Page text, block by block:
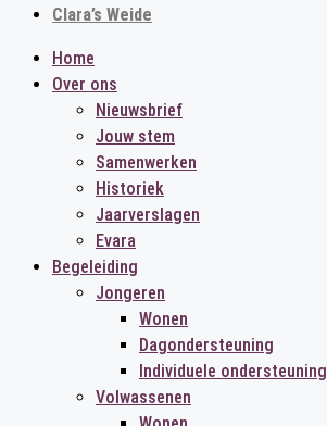
Clara’s Weide
Home
Over ons
Nieuwsbrief
Jouw stem
Samenwerken
Historiek
Jaarverslagen
Evara
Begeleiding
Jongeren
Wonen
Dagondersteuning
Individuele ondersteuning
Volwassenen